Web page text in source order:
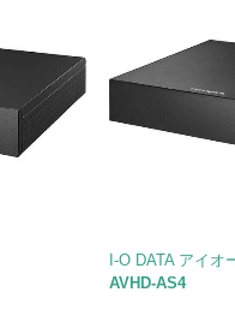
I-O DATA アイオ
AVHD-AS4